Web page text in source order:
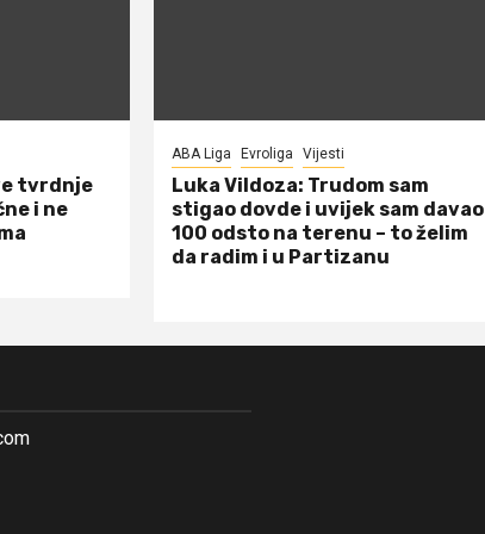
tvrdnje
i ne
ABA Liga Evroliga Vijesti
Luka Vildoza: Trudom sam
stigao dovde i uvijek sam davao
100 odsto na terenu – to želim
da radim i u Partizanu